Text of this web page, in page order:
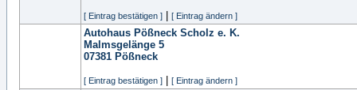
[ Eintrag bestätigen ] [ Eintrag ändern ]
Autohaus Pößneck Scholz e. K.
Malmsgelänge 5
07381 Pößneck
[ Eintrag bestätigen ] [ Eintrag ändern ]